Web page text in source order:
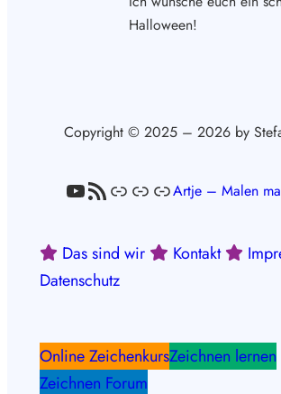
Halloween!
Copyright © 2025 – 2026 by
YouTube
RSS-FeedLinkLinkLinkArtje – Malen
Das sind wir Kontakt
Datenschutz
Online ZeichenkursZeichnen lernen
Zeichnen Forum